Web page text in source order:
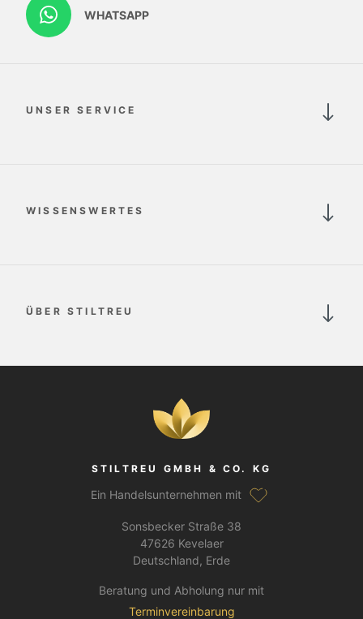
WHATSAPP
UNSER SERVICE
WISSENSWERTES
ÜBER STILTREU
STILTREU GMBH & CO. KG
Ein Handelsunternehmen mit
Sonsbecker Straße 38
47626 Kevelaer
Deutschland, Erde
Beratung und Abholung nur mit
Terminvereinbarung